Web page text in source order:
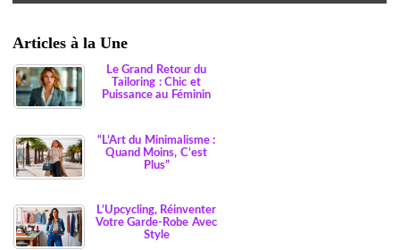
Articles à la Une
Le Grand Retour du
Tailoring : Chic et
Puissance au Féminin
“L’Art du Minimalisme :
Quand Moins, C’est
Plus”
L’Upcycling, Réinventer
Votre Garde-Robe Avec
Style